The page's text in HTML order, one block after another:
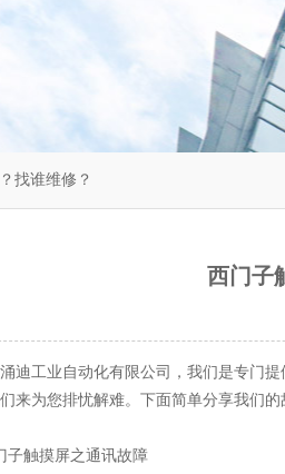
找谁维修？
西门子
迪工业自动化有限公司，我们是专门提
来为您排忧解难。下面简单分享我们的
子触摸屏之通讯故障